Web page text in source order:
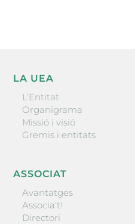
LA UEA
L’Entitat
Organigrama
Missió i visió
Gremis i entitats
ASSOCIAT
Avantatges
Associa’t!
Directori